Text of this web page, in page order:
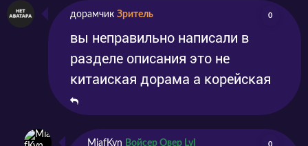
дорамчик Зритель 0
вы неправильно написали в
разделе описания это не
китаиская дорама а корейская
MiafKyn Войсер Овер Lvl 0